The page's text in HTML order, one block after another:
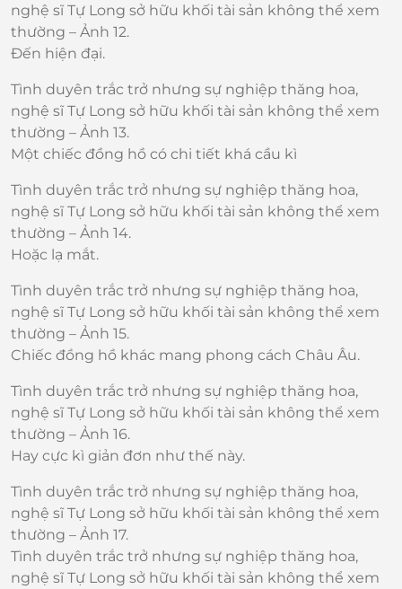
nghệ sĩ Tự Long sở hữu khối tài sản không thể xem
thường – Ảnh 12.
Đến hiện đại.
Tình duyên trắc trở nhưng sự nghiệp thăng hoa,
nghệ sĩ Tự Long sở hữu khối tài sản không thể xem
thường – Ảnh 13.
Một chiếc đồng hồ có chi tiết khá cầu kì
Tình duyên trắc trở nhưng sự nghiệp thăng hoa,
nghệ sĩ Tự Long sở hữu khối tài sản không thể xem
thường – Ảnh 14.
Hoặc lạ mắt.
Tình duyên trắc trở nhưng sự nghiệp thăng hoa,
nghệ sĩ Tự Long sở hữu khối tài sản không thể xem
thường – Ảnh 15.
Chiếc đồng hồ khác mang phong cách Châu Âu.
Tình duyên trắc trở nhưng sự nghiệp thăng hoa,
nghệ sĩ Tự Long sở hữu khối tài sản không thể xem
thường – Ảnh 16.
Hay cực kì giản đơn như thế này.
Tình duyên trắc trở nhưng sự nghiệp thăng hoa,
nghệ sĩ Tự Long sở hữu khối tài sản không thể xem
thường – Ảnh 17.
Tình duyên trắc trở nhưng sự nghiệp thăng hoa,
nghệ sĩ Tự Long sở hữu khối tài sản không thể xem